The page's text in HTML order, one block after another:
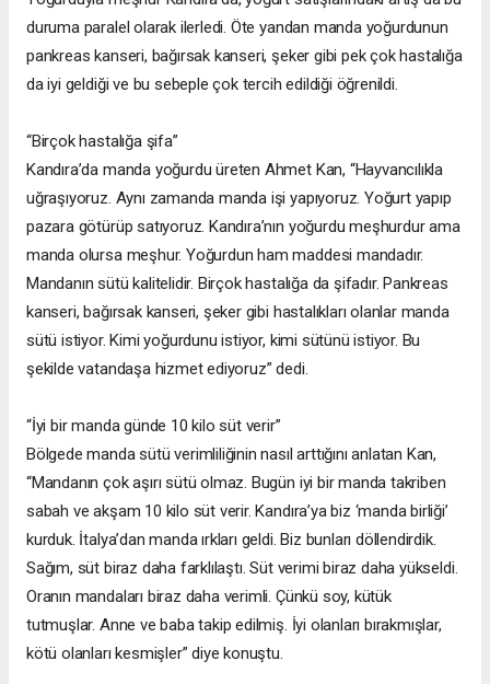
duruma paralel olarak ilerledi. Öte yandan manda yoğurdunun
pankreas kanseri, bağırsak kanseri, şeker gibi pek çok hastalığa
da iyi geldiği ve bu sebeple çok tercih edildiği öğrenildi.
“Birçok hastalığa şifa”
Kandıra’da manda yoğurdu üreten Ahmet Kan, “Hayvancılıkla
uğraşıyoruz. Aynı zamanda manda işi yapıyoruz. Yoğurt yapıp
pazara götürüp satıyoruz. Kandıra’nın yoğurdu meşhurdur ama
manda olursa meşhur. Yoğurdun ham maddesi mandadır.
Mandanın sütü kalitelidir. Birçok hastalığa da şifadır. Pankreas
kanseri, bağırsak kanseri, şeker gibi hastalıkları olanlar manda
sütü istiyor. Kimi yoğurdunu istiyor, kimi sütünü istiyor. Bu
şekilde vatandaşa hizmet ediyoruz” dedi.
“İyi bir manda günde 10 kilo süt verir”
Bölgede manda sütü verimliliğinin nasıl arttığını anlatan Kan,
“Mandanın çok aşırı sütü olmaz. Bugün iyi bir manda takriben
sabah ve akşam 10 kilo süt verir. Kandıra’ya biz ‘manda birliği’
kurduk. İtalya’dan manda ırkları geldi. Biz bunları döllendirdik.
Sağım, süt biraz daha farklılaştı. Süt verimi biraz daha yükseldi.
Oranın mandaları biraz daha verimli. Çünkü soy, kütük
tutmuşlar. Anne ve baba takip edilmiş. İyi olanları bırakmışlar,
kötü olanları kesmişler” diye konuştu.